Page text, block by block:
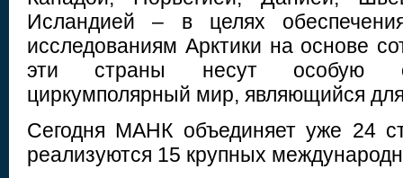
Исландией – в целях
исследованиям Арктики на основе
эти страны несут особую
циркумполярный мир, являющийся
Сегодня МАНК объединяет уже 24
реализуются 15 крупных